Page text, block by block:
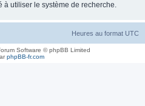
à utiliser le système de recherche.
Heures au format UTC
Software © phpBB Limited
phpBB-fr.com